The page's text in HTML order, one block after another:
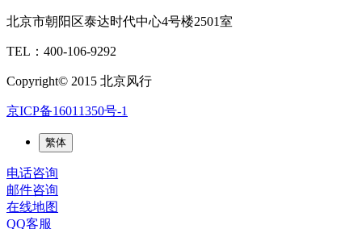
北京市朝阳区泰达时代中心4号楼2501室
TEL：400-106-9292
Copyright© 2015 北京风行
京ICP备16011350号-1
繁体
电话咨询
邮件咨询
在线地图
QQ客服